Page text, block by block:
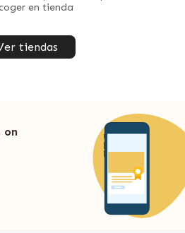
en tienda
tiendas
on